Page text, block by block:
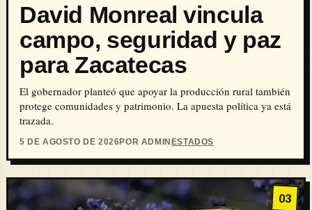
David Monreal vincula
campo, seguridad y paz
para Zacatecas
El gobernador planteó que apoyar la producción rural también
protege comunidades y patrimonio. La apuesta política ya está
trazada.
5 DE AGOSTO DE 2026POR ADMINESTADOS
03